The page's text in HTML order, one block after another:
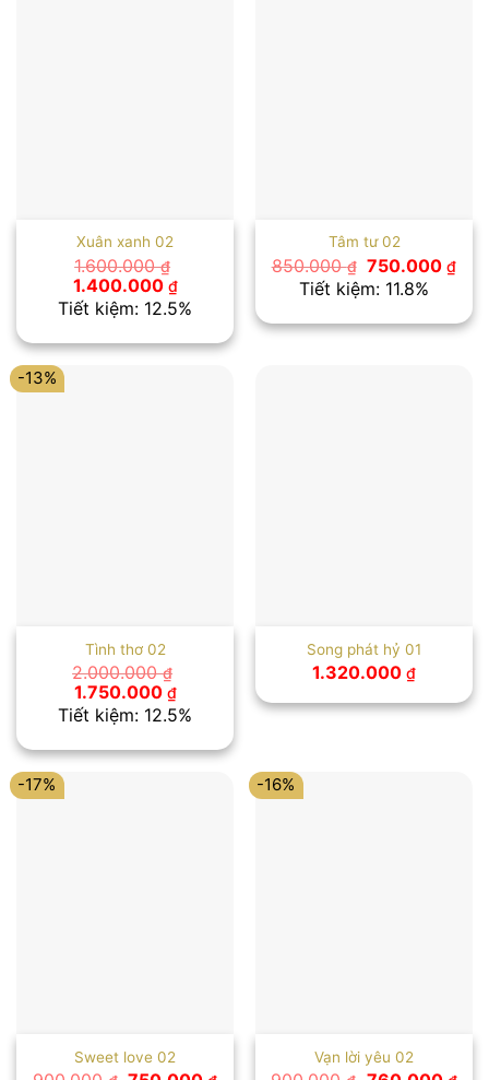
Xuân xanh 02
1.600.000₫
Giá
gốc
là:
1.400.000 ₫Giá
hiện
tại
1.400.000 ₫.
Tiết kiệm: 12.5%
Tâm tư 02
850.000₫ Giá
gốc
là:
750.000₫Giá
là:
Tiết kiệm: 11.8%
-13%
Tình thơ 02
2.000.000₫
Giá
gốc
là:
1.750.000 ₫Giá
hiện
tại
1.750.000 ₫.
Tiết kiệm: 12.5%
Song phát hỷ 01
1.320.000 ₫
-17%
Sweet love 02
-16%
Vạn lời yêu 02